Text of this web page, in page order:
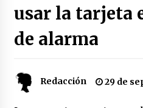
Plaga de pulgas
24 de mayo
5.500 efectivos
usar la tarjeta
de alarma
Redacción 29 de